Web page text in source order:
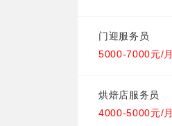
门迎服务员
5000-7000元/月
烘焙店服务员
4000-5000元/月